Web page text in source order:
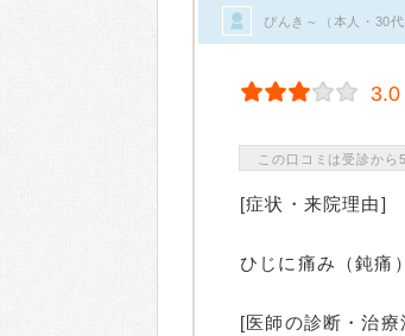
ぴんき～（本人・30
3.0
この口コミは受診から
[症状・来院理由]
ひじに痛み（鈍痛
[医師の診断・治療